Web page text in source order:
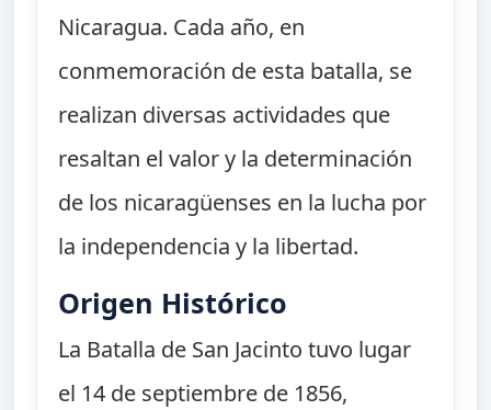
Nicaragua. Cada año, en
conmemoración de esta batalla, se
realizan diversas actividades que
resaltan el valor y la determinación
de los nicaragüenses en la lucha por
la independencia y la libertad.
Origen Histórico
La Batalla de San Jacinto tuvo lugar
el 14 de septiembre de 1856,